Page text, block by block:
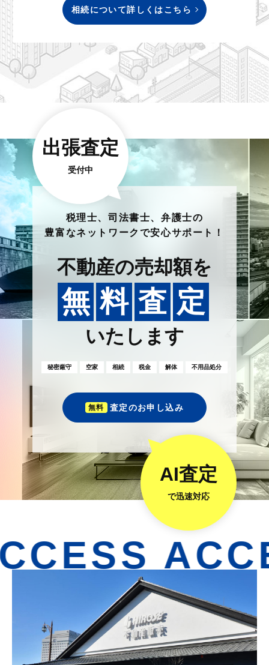
相続について詳しくはこちら
税理士、司法書士、弁護士の
豊富なネットワークで安心サポート！
不動産の売却額を
無 料 査 定
いたします
秘密厳守 空家 相続 税金 解体 不用品処分
出張査定
受付中
AI査定
で迅速対応
無料 査定のお申し込み